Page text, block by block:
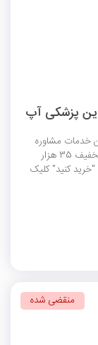
تخفیف اولین خدمات مشاوره
پزشکی و روانشناسی اپلیکیشن پرداخت آپ تا سقف تخفیف 35 هزار
کنید" کلیک
منقضی شده